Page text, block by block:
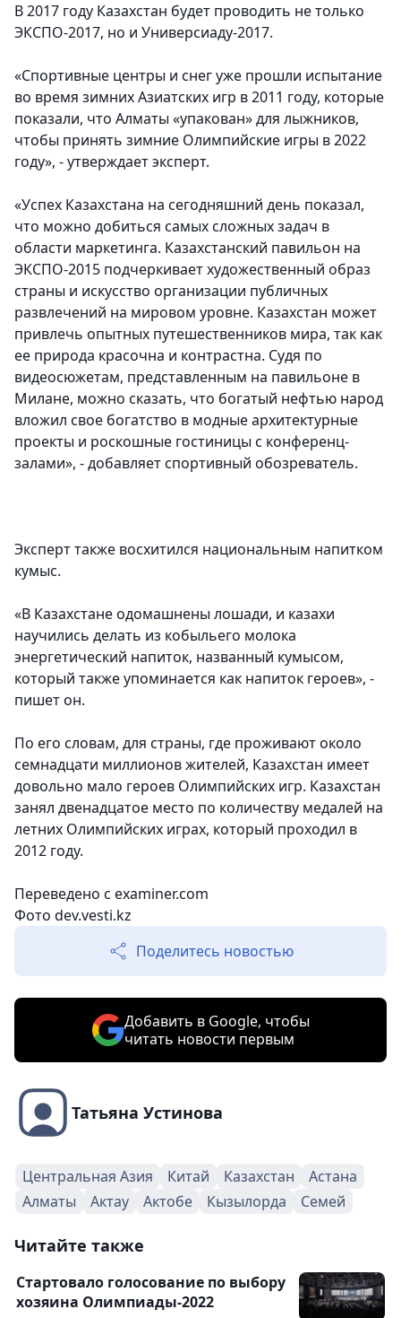
В 2017 году Казахстан будет проводить не только
ЭКСПО-2017, но и Универсиаду-2017.
«Спортивные центры и снег уже прошли испытание
во время зимних Азиатских игр в 2011 году, которые
показали, что Алматы «упакован» для лыжников,
чтобы принять зимние Олимпийские игры в 2022
году», - утверждает эксперт.
«Успех Казахстана на сегодняшний день показал,
что можно добиться самых сложных задач в
области маркетинга. Казахстанский павильон на
ЭКСПО-2015 подчеркивает художественный образ
страны и искусство организации публичных
развлечений на мировом уровне. Казахстан может
привлечь опытных путешественников мира, так как
ее природа красочна и контрастна. Судя по
видеосюжетам, представленным на павильоне в
Милане, можно сказать, что богатый нефтью народ
вложил свое богатство в модные архитектурные
проекты и роскошные гостиницы с конференц-
залами», - добавляет спортивный обозреватель.
Эксперт также восхитился национальным напитком
кумыс.
«В Казахстане одомашнены лошади, и казахи
научились делать из кобыльего молока
энергетический напиток, названный кумысом,
который также упоминается как напиток героев», -
пишет он.
По его словам, для страны, где проживают около
семнадцати миллионов жителей, Казахстан имеет
довольно мало героев Олимпийских игр. Казахстан
занял двенадцатое место по количеству медалей на
летних Олимпийских играх, который проходил в
2012 году.
Переведено с examiner.com
Фото dev.vesti.kz
Поделитесь новостью
Добавить в Google, чтобы
читать новости первым
Татьяна Устинова
Центральная Азия Китай Казахстан
Астана
Алматы
Актау Актобе Кызылорда Семей
Читайте также
Стартовало голосование по выбору
хозяина Олимпиады-2022